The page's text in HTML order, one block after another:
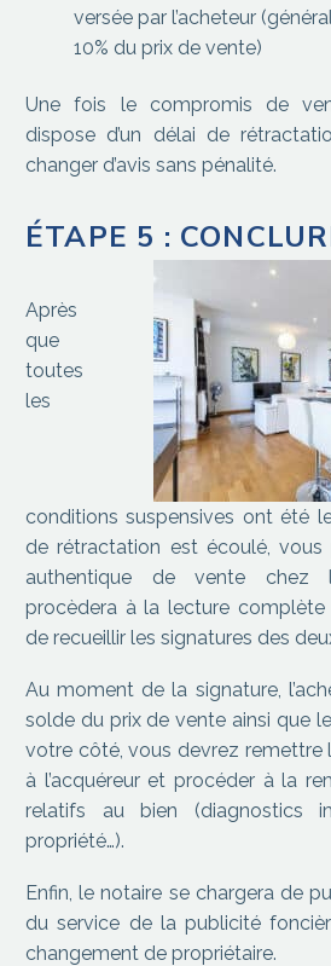
versée par l’acheteur
10% du prix de vente)
Une fois le compromis de
dispose d’un délai de
changer d’avis sans pénalité.
ÉTAPE 5 :
Après
que
toutes
les
conditions suspensives ont été
de rétractation est écoulé, vous
authentique de vente chez
procèdera à la lecture
de recueillir les signatures des
Au moment de la signature,
solde du prix de vente ainsi que
votre côté, vous devrez remettre
à l’acquéreur et procéder à la
relatifs au bien (diagnostics
propriété…).
Enfin, le notaire se chargera de
du service de la publicité
changement de propriétaire.